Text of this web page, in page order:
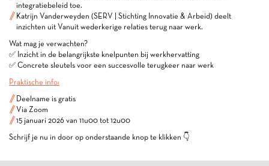
integratiebeleid toe.
Katrijn Vanderweyden (SERV | Stichting Innovatie & Arbeid) deelt
inzichten uit Vanuit wederkerige relaties terug naar werk.
Wat mag je verwachten?
✅ Inzicht in de belangrijkste knelpunten bij werkhervatting
✅ Concrete sleutels voor een succesvolle terugkeer naar werk
Praktische info:
Deelname is gratis
Via Zoom
15 januari 2026 van 11u00 tot 12u00
Schrijf je nu in door op onderstaande knop te klikken 👇